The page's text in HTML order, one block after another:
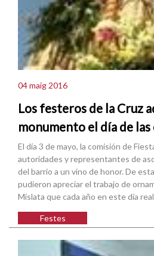
04 maig 2016
Los festeros de la Cruz
monumento el día de las
El día 3 de mayo, la comisión de
autoridades y representantes de
del barrio a un vino de honor. De
pudieron apreciar el trabajo de
Mislata que cada año en este día
Festes